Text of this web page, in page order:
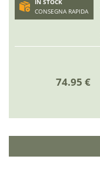
IN STOCK
CONSEGNA RAPIDA
74.95 €